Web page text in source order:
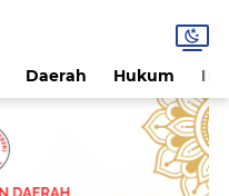
Daerah Hukum